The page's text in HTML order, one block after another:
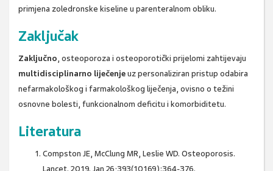
primjena zoledronske kiseline u parenteralnom obliku.
Zaključak
Zaključno, osteoporoza i osteoporotički prijelomi zahtijevaju
multidisciplinarno liječenjeuz personaliziran pristup odabira
nefarmakološkog i farmakološkog liječenja, ovisno o težini
osnovne bolesti, funkcionalnom deficitu i komorbiditetu.
Literatura
Compston JE, McClung MR, Leslie WD. Osteoporosis.